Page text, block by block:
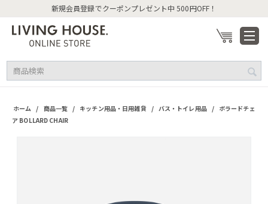
新規会員登録でクーポンプレゼント中 500円OFF！
ホーム / 商品一覧 / キッチン用品・日用雑貨 / バス・トイレ用品 /
ボラードチェ
ア BOLLARD CHAIR